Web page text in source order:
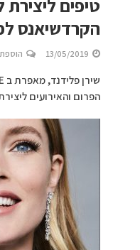
טיפים
הקרדשיאנס
13/05/2019
הפרום והאירועים